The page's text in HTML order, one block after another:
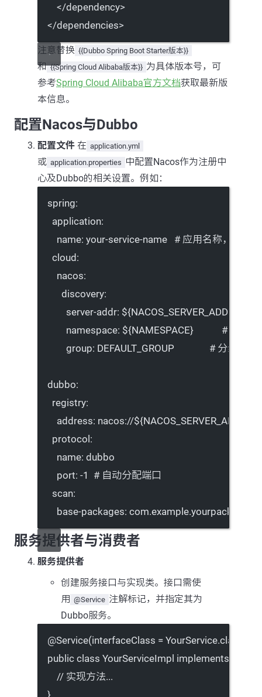
</dependency>
</dependencies>
注意替换 {{Dubbo Spring Boot Starter版本}}
和 {{Spring Cloud Alibaba版本}} 为具体版本号，可
参考Spring Cloud Alibaba官方文档获取最新版
本信息。
配置Nacos与Dubbo
配置文件 在 application.yml
或 application.properties 中配置Nacos作为注册中
心及Dubbo的相关设置。例如：
spring:
application:
name: your-service-name
# 应用名称，用于
cloud:
nacos:
discovery:
server-addr: ${NACOS_SERVER_ADDR}
namespace: ${NAMESPACE}
# 可选
group: DEFAULT_GROUP # 分组，默
dubbo:
registry:
address: nacos://
protocol:
name: dubbo
port: -1
# 自动分配端口
scan:
base-packages: com.example.yourpackage
服务提供者与消费者
服务提供者
创建服务接口与实现类。接口需使
用 @Service 注解标记，并指定其为
Dubbo服务。
@Service(interfaceClass = YourService.class)
public class YourServiceImpl implements
// 实现方法...
}